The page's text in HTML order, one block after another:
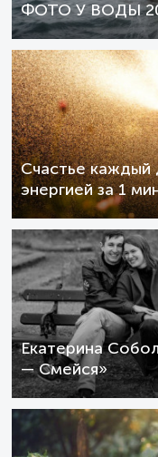
ФОТО У ВОДЫ
Счастье каждый
энергией за 1
Екатерина
— Смейся»